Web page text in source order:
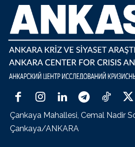
Çankaya Mahallesi, Cemal Nadir
Çankaya/ANKARA